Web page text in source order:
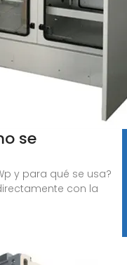
se
y para qué se usa?
con la